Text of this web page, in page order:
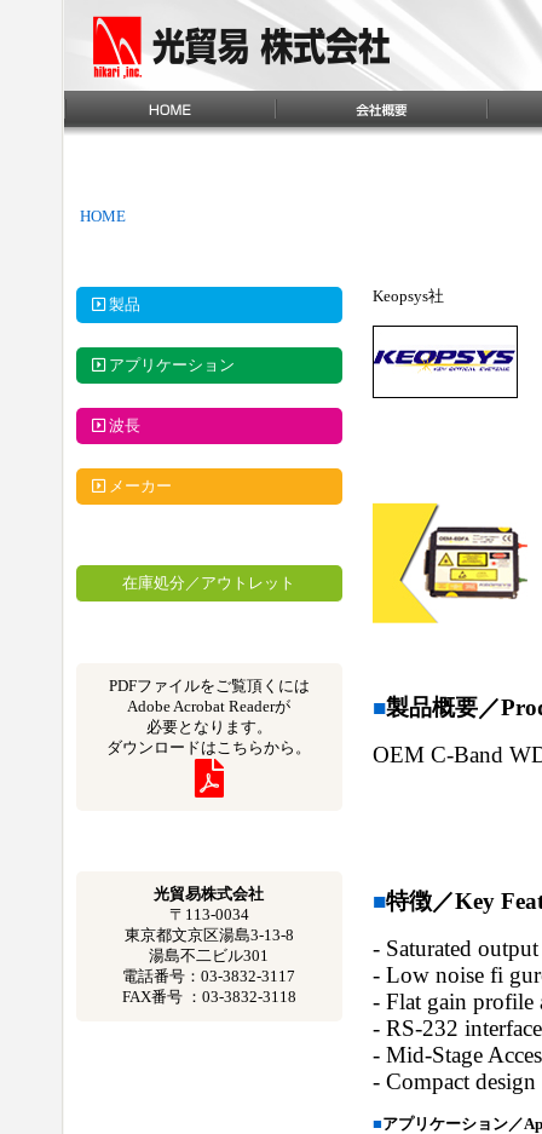
HOME
製品
アプリケーション
波長
メーカー
在庫処分／アウトレット
PDFファイルをご覧頂くには
Adobe Acrobat Readerが
必要となります。
ダウンロードはこちらから。
光貿易株式会社
〒113-0034
東京都文京区湯島3-13-8
湯島不二ビル301
電話番号：03-3832-3117
FAX番号 ：03-3832-3118
Keopsys社
■製品概要／
OEM C-Band
■特徴／Key
- Saturated
- Low noise fi
- Flat gain profile
- RS-232
- Mid-Stage
- Compact design
■アプリケーション／